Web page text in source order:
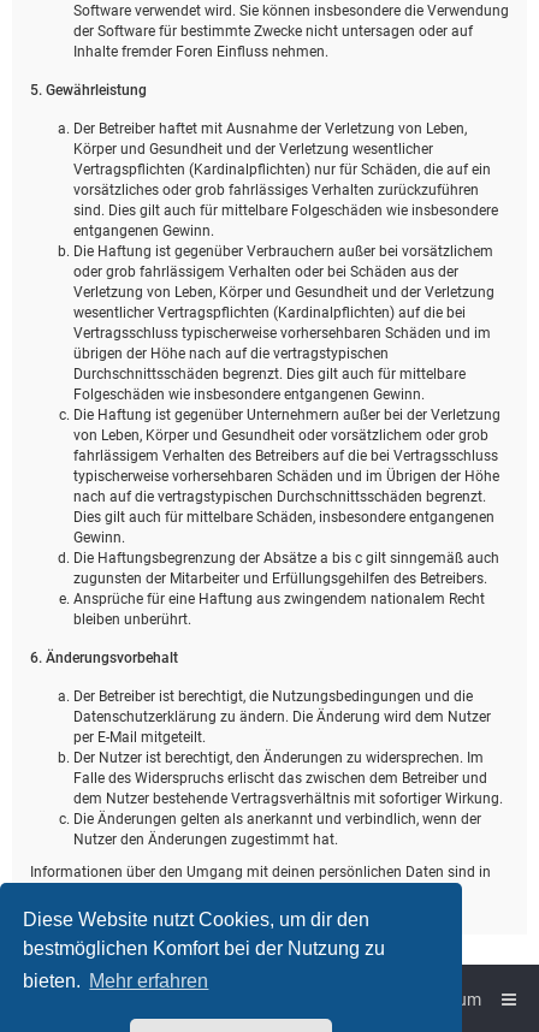
Diese Website nutzt Cookies, um dir den
bestmöglichen Komfort bei der Nutzung zu
bieten. Mehr erfahren
Software verwendet wird. Sie können insbesondere die Verwendung
der Software für bestimmte Zwecke nicht untersagen oder auf
Inhalte fremder Foren Einfluss nehmen.
5. Gewährleistung
Der Betreiber haftet mit Ausnahme der Verletzung von Leben,
Körper und Gesundheit und der Verletzung wesentlicher
Vertragspflichten (Kardinalpflichten) nur für Schäden, die auf ein
vorsätzliches oder grob fahrlässiges Verhalten zurückzuführen
sind. Dies gilt auch für mittelbare Folgeschäden wie insbesondere
entgangenen Gewinn.
Die Haftung ist gegenüber Verbrauchern außer bei vorsätzlichem
oder grob fahrlässigem Verhalten oder bei Schäden aus der
Verletzung von Leben, Körper und Gesundheit und der Verletzung
wesentlicher Vertragspflichten (Kardinalpflichten) auf die bei
Vertragsschluss typischerweise vorhersehbaren Schäden und im
übrigen der Höhe nach auf die vertragstypischen
Durchschnittsschäden begrenzt. Dies gilt auch für mittelbare
Folgeschäden wie insbesondere entgangenen Gewinn.
Die Haftung ist gegenüber Unternehmern außer bei der Verletzung
von Leben, Körper und Gesundheit oder vorsätzlichem oder grob
fahrlässigem Verhalten des Betreibers auf die bei Vertragsschluss
typischerweise vorhersehbaren Schäden und im Übrigen der Höhe
nach auf die vertragstypischen Durchschnittsschäden begrenzt.
Dies gilt auch für mittelbare Schäden, insbesondere entgangenen
Gewinn.
Die Haftungsbegrenzung der Absätze a bis c gilt sinngemäß auch
zugunsten der Mitarbeiter und Erfüllungsgehilfen des Betreibers.
Ansprüche für eine Haftung aus zwingendem nationalem Recht
bleiben unberührt.
6. Änderungsvorbehalt
Der Betreiber ist berechtigt, die Nutzungsbedingungen und die
Datenschutzerklärung zu ändern. Die Änderung wird dem Nutzer
per E-Mail mitgeteilt.
Der Nutzer ist berechtigt, den Änderungen zu widersprechen. Im
Falle des Widerspruchs erlischt das zwischen dem Betreiber und
dem Nutzer bestehende Vertragsverhältnis mit sofortiger Wirkung.
Die Änderungen gelten als anerkannt und verbindlich, wenn der
Nutzer den Änderungen zugestimmt hat.
Informationen über den Umgang mit deinen persönlichen Daten sind in
Impressum